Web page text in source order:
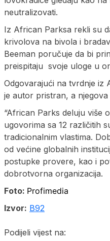
neutralizovati.
Iz African Parksa rekli su
krivolova na bivola i
Beeman poručuje da bi
preispitaju svoje uloge u
Odgovarajući na tvrdnje iz
je autor pristran, a njegova
“African Parks deluju više
ugovorima sa 12 različitih
tradicionalnim vlastima.
od većine globalnih
postupke provere, kao i
dobrotvorna organizacija.
Foto: Profimedia
Izvor: B92
Podijeli vijest na: